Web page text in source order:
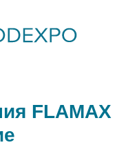
FLAMAX